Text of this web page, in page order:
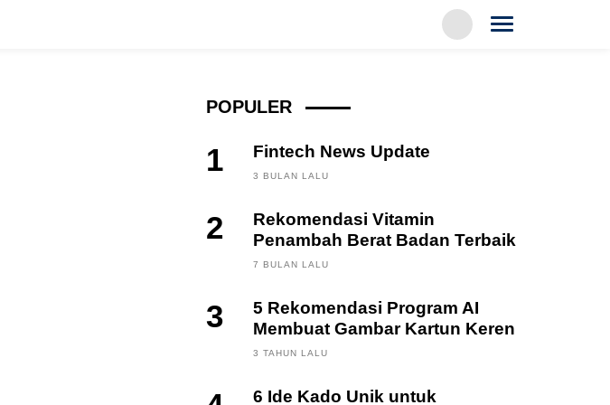
POPULER
1 Fintech News Update
3 BULAN LALU
2
Rekomendasi Vitamin
Penambah Berat Badan Terbaik
7 BULAN LALU
3
5 Rekomendasi Program AI
Membuat Gambar Kartun Keren
3 TAHUN LALU
6 Ide Kado Unik untuk